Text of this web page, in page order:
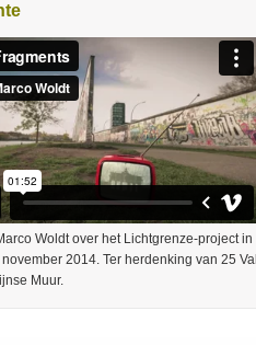
Woldt over het Lichtgrenze-project in
2014. Ter herdenking van 25 Val
Muur.